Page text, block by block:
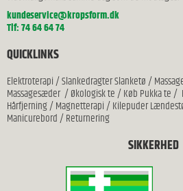
kundeservice@kropsform.dk
Tlf: 74 64 64 74
QUICKLINKS
Elektroterapi/Slankedragter Slanketø/
Massagesæder/Økologisk te/Køb Pukka te/
Hårfjerning/Magnetterapi/Kilepuder
Manicurebord/Returnering
SIKKERHED